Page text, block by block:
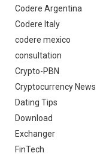
Codere Argentina
Codere Italy
codere mexico
consultation
Crypto-PBN
Cryptocurrency News
Dating Tips
Download
Exchanger
FinTech